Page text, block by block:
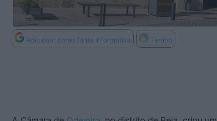
Adicionar como fonte informativa Tempo